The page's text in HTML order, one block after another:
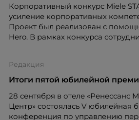
Корпоративный конкурс Miele
усиление корпоративных
Проект был реализован с
Hero. В рамках конкурса
Редакция
Итоги пятой юбилейной
28 сентября в отеле «Ренессанс
Центр» состоялась V юбилейная
конференция по управлению